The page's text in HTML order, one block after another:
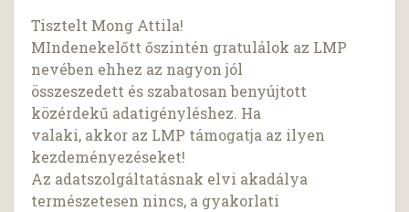
Tisztelt Mong Attila!
MIndenekelőtt őszintén gratulálok az LMP
nevében ehhez az nagyon jól
összeszedett és szabatosan benyújtott
közérdekű adatigényléshez. Ha
valaki, akkor az LMP támogatja az ilyen
kezdeményezéseket!
Az adatszolgáltatásnak elvi akadálya
természetesen nincs, a gyakorlati